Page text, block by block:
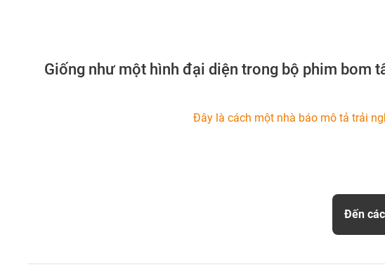
Giống như một hình đại diện trong bộ phim bom
Đây là cách một nhà báo mô tả trải
Đến